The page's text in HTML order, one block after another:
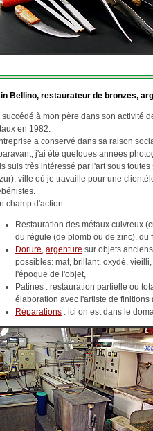
Bellino, restaurateur de bronzes,
succédé à mon père dans son activité
en 1982.
a conservé dans sa raison
j'ai été quelques années
suis très intéressé par l'art sous
ville où je travaille pour une
champ d'action :
Restauration des métaux cuivreux
du régule (de plomb ou de zinc), du
Dorure, argenture sur objets
possibles: mat, brillant, oxydé,
l'époque de l'objet,
Patines : restauration partielle ou
élaboration avec l'artiste de
Réparations : ici on est dans le